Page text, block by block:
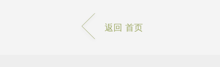
返回 首页